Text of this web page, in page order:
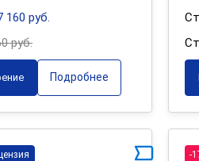
160 руб.
руб.
Подробнее
-